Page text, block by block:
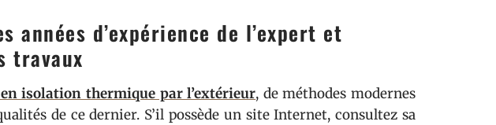
années d’expérience de l’expert et
travaux
isolation thermique par l’extérieur, de méthodes modernes
de ce dernier. S’il possède un site Internet, consultez sa